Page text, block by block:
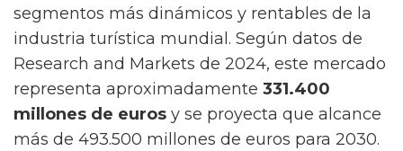
segmentos más dinámicos y rentables de la
industria turística mundial. Según datos de
Research and Markets de 2024, este mercado
representa aproximadamente 331.400
millones de euros y se proyecta que alcance
más de 493.500 millones de euros para 2030.